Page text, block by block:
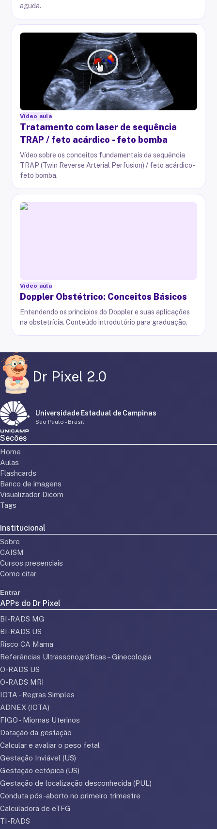
aguda.
Vídeo aula
Tratamento com laser de sequência
TRAP / feto acárdico - feto bomba
Vídeo sobre os conceitos fundamentais da sequência
TRAP (Twin Reverse Arterial Perfusion) / feto acárdico -
feto bomba.
Vídeo aula
Doppler Obstétrico: Conceitos Básicos
Entendendo os princípios do Doppler e suas aplicações
na obstetrícia. Conteúdo introdutório para graduação.
Dr Pixel 2.0
Universidade Estadual de Campinas
São Paulo - Brasil
Secões
Home
Aulas
Flashcards
Banco de imagens
Visualizador Dicom
Tags
Institucional
Sobre
CAISM
Cursos presenciais
Como citar
Entrar
APPs do Dr Pixel
BI-RADS MG
BI-RADS US
Risco CA Mama
Referências Ultrassonográficas – Ginecologia
O-RADS US
O-RADS MRI
IOTA - Regras Simples
ADNEX (IOTA)
FIGO - Miomas Uterinos
Datação da gestação
Calcular e avaliar o peso fetal
Gestação Inviável (US)
Gestação ectópica (US)
Gestação de localização desconhecida (PUL)
Conduta pós-aborto no primeiro trimestre
Calculadora de eTFG
TI-RADS